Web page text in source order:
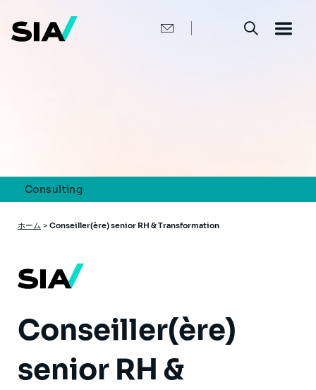
Consulting
パ
ず
ホーム > Conseiller(ère) senior RH & Transformation
Conseiller(ère)
senior RH &